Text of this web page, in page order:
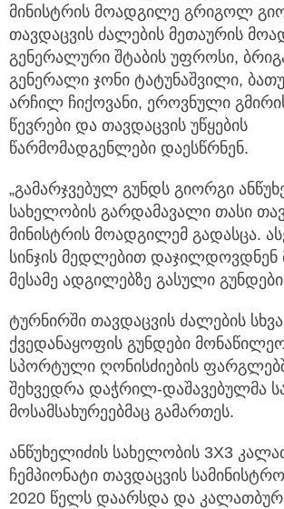
მინისტრის მოადგილე გრიგოლ
თავდაცვის ძალების მეთაურის
გენერალური შტაბის უფროსი,
გენერალი ჯონი ტატუნაშვილი,
არჩილ ჩიქოვანი, ეროვნული
წევრები და თავდაცვის უწყების
წარმომადგენლები დაესწრნენ.
„გამარჯვებულ გუნდს გიორგი
სახელობის გარდამავალი თასი
მინისტრის მოადგილემ გადასცა.
სინჯის მედლებით დაჯილდოვდნენ
მესამე ადგილებზე გასული
ტურნირში თავდაცვის ძალების
ქვედანაყოფის გუნდები
სპორტული ღონისძიების
შეხვედრა დაჭრილ-დაშავებულმა
მოსამსახურეებმაც გამართეს.
ანწუხელიძის სახელობის 3X3
ჩემპიონატი თავდაცვის
2020 წელს დაარსდა და